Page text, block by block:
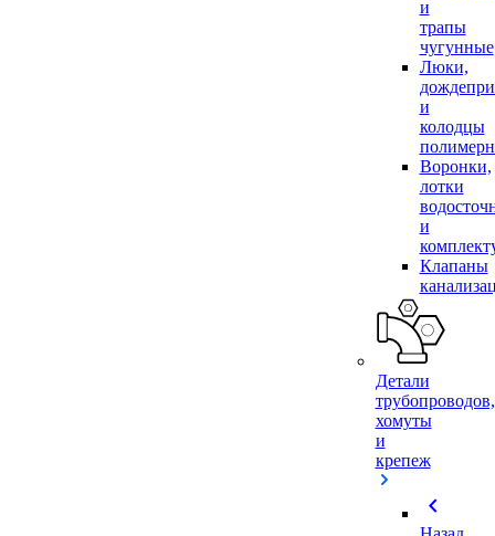
и
трапы
чугунные
Люки,
и
колодцы
Воронки,
лотки
и
Клапаны
Детали
трубопроводов,
хомуты
и
крепеж
chevron_left